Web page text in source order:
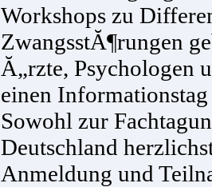
Workshops zu
ZwangsstĂ¶rungen
Ă„rzte, Psychologen
einen
Sowohl zur
Deutschland
Anmeldung und